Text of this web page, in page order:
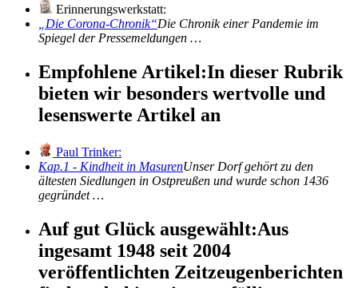
Erinnerungswerkstatt:
Die Corona-Chronik Die Chronik einer Pandemie im
Spiegel der Pressemeldungen …
Empfohlene Artikel:In dieser Rubrik
bieten wir besonders wertvolle und
lesenswerte Artikel an
Paul Trinker:
Kap.1 - Kindheit in MasurenUnser Dorf gehört zu den
ältesten Siedlungen in Ostpreußen und wurde schon 1436
gegründet …
Auf gut Glück ausgewählt:Aus
ingesamt 1948 seit 2004
veröffentlichten Zeitzeugenberichten